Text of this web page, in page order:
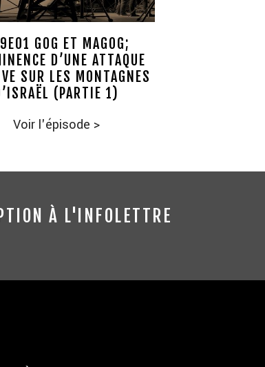
GOG ET MAGOG;
D’UNE ATTAQUE
SUR LES MONTAGNES
(PARTIE 1)
Voir l'épisode >
À L'INFOLETTRE